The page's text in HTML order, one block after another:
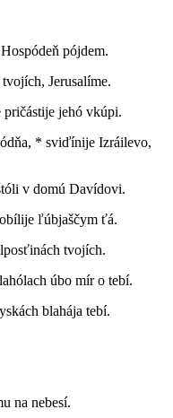
pójdem.
Jerusalíme.
jehó vkúpi.
* sviďínije Izráilevo,
v domú Davídovi.
ľúbjaščym ťá.
tvojích.
úbo mír o tebí.
blahája tebí.
na nebesí.